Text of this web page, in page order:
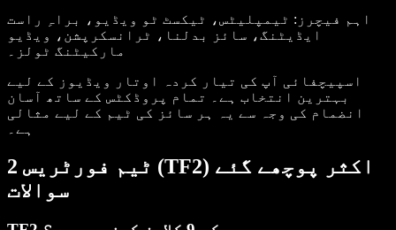
اہم فیچرز : ٹیمپلیٹس، ٹیکسٹ ٹو ویڈیو، براہِ راست
ایڈیٹنگ، سائز بدلنا، ٹرانسکرپشن، ویڈیو
مارکیٹنگ ٹولز۔
اسپیچفائی آپ کی تیار کردہ اوتار ویڈیوز کے لیے
بہترین انتخاب ہے۔ تمام پروڈکٹس کے ساتھ آسان
انضمام کی وجہ سے یہ ہر سائز کی ٹیم کے لیے مثالی
ہے۔
ٹیم فورٹریس 2 (TF2) اکثر پوچھے گئے
سوالات